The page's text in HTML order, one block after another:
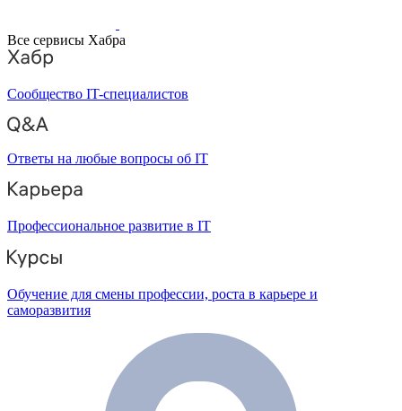
Все сервисы Хабра
Сообщество IT-специалистов
Ответы на любые вопросы об IT
Профессиональное развитие в IT
Обучение для смены профессии, роста в карьере и
саморазвития